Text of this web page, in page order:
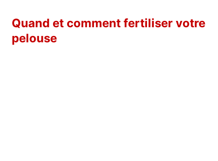
Quand et comment fertiliser votre
pelouse